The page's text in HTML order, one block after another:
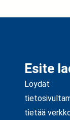
Esite
Löydät
tietää